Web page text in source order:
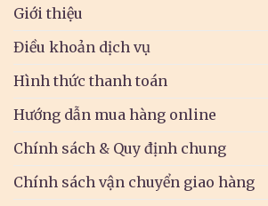
Giới thiệu
Điều khoản dịch vụ
Hình thức thanh toán
Hướng dẫn mua hàng online
Chính sách & Quy định chung
Chính sách vận chuyển giao hàng